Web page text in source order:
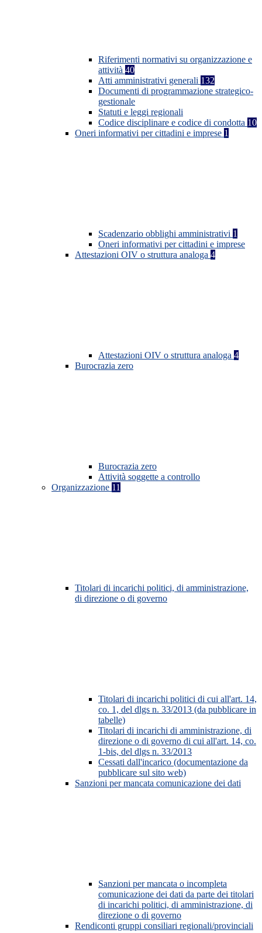
Riferimenti normativi su organizzazione e
attività 40
Atti amministrativi generali 132
Documenti di programmazione strategico-
gestionale
Statuti e leggi regionali
Codice disciplinare e codice di condotta 10
Oneri informativi per cittadini e imprese 1
Scadenzario obblighi amministrativi 1
Oneri informativi per cittadini e imprese
Attestazioni OIV o struttura analoga 4
Attestazioni OIV o struttura analoga 4
Burocrazia zero
Burocrazia zero
Attività soggette a controllo
Organizzazione 11
Titolari di incarichi politici, di amministrazione,
di direzione o di governo
Titolari di incarichi politici di cui all'art. 14,
co. 1, del dlgs n. 33/2013 (da pubblicare in
tabelle)
Titolari di incarichi di amministrazione, di
direzione o di governo di cui all'art. 14, co.
1-bis, del dlgs n. 33/2013
Cessati dall'incarico (documentazione da
pubblicare sul sito web)
Sanzioni per mancata comunicazione dei dati
Sanzioni per mancata o incompleta
comunicazione dei dati da parte dei titolari
di incarichi politici, di amministrazione, di
direzione o di governo
Rendiconti gruppi consiliari regionali/provinciali